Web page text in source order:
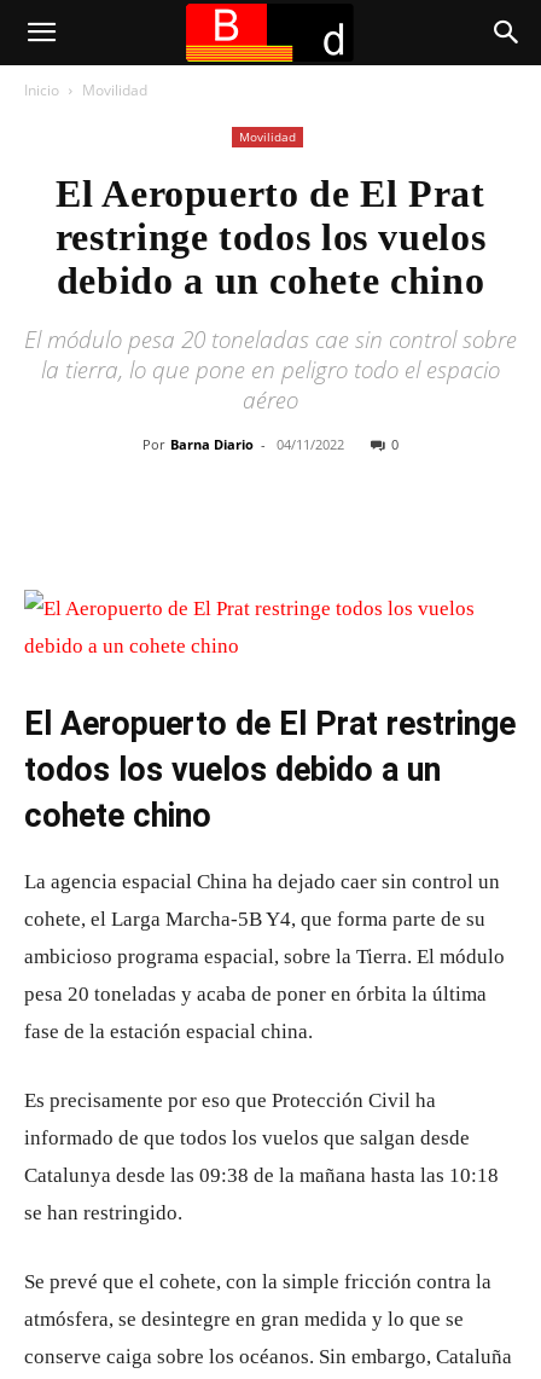
Inicio Movilidad
Movilidad
El Aeropuerto de El Prat
restringe todos los vuelos
debido a un cohete chino
El módulo pesa 20 toneladas cae sin control sobre
la tierra, lo que pone en peligro todo el espacio
aéreo
Por Barna Diario - 04/11/2022 0
El Aeropuerto de El Prat restringe
todos los vuelos debido a un
cohete chino
La agencia espacial China ha dejado caer sin control un
cohete, el Larga Marcha-5B Y4, que forma parte de su
ambicioso programa espacial, sobre la Tierra. El módulo
pesa 20 toneladas y acaba de poner en órbita la última
fase de la estación espacial china.
Es precisamente por eso que Protección Civil ha
informado de que todos los vuelos que salgan desde
Catalunya desde las 09:38 de la mañana hasta las 10:18
se han restringido.
Se prevé que el cohete, con la simple fricción contra la
atmósfera, se desintegre en gran medida y lo que se
conserve caiga sobre los océanos. Sin embargo, Cataluña